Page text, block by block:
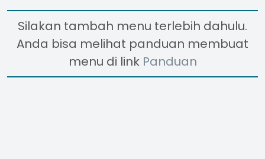
Silakan tambah menu terlebih dahulu.
Anda bisa melihat panduan membuat
menu di link Panduan